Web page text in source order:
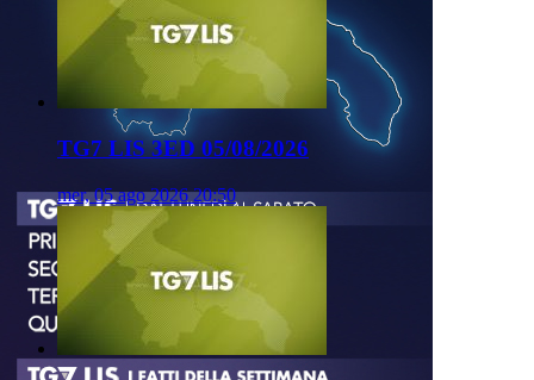
TG7 LIS 3ED 05/08/2026
mer, 05 ago 2026 20:50